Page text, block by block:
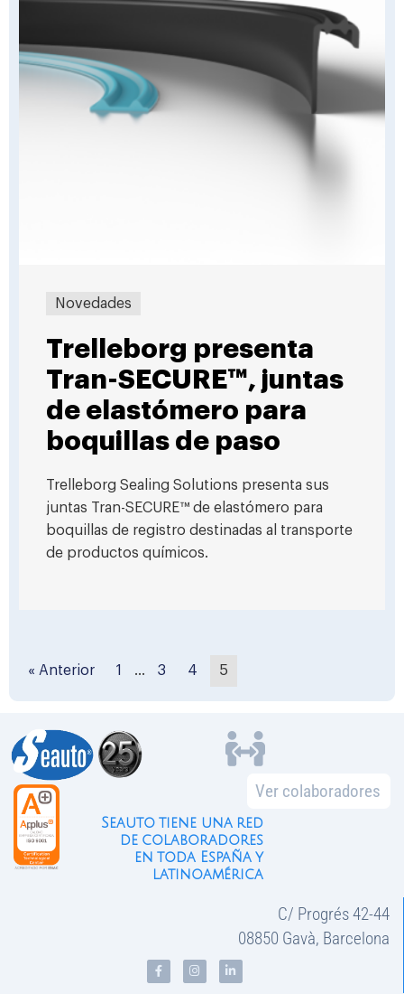
Novedades
Trelleborg presenta
Tran-SECURE™, juntas
de elastómero para
boquillas de paso
Trelleborg Sealing Solutions presenta sus
juntas Tran-SECURE™ de elastómero para
boquillas de registro destinadas al transporte
de productos químicos.
« Anterior 1 … 3 4 5
Ver colaboradores
Seauto tiene una red
de colaboradores
en toda España y
latinoamérica
C/ Progrés 42-44
08850 Gavà, Barcelona